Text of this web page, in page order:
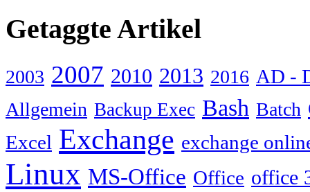
Getaggte Artikel
2003 2007 2010 2013 2016 AD -
Allgemein Backup Exec Bash Batch
Excel Exchange exchange
Linux MS-Office Office office